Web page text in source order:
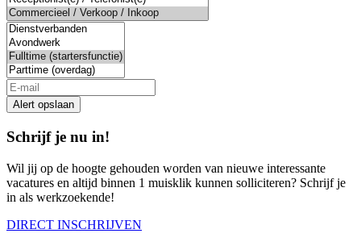
Alert opslaan
Schrijf je nu in!
Wil jij op de hoogte gehouden worden van nieuwe interessante
vacatures en altijd binnen 1 muisklik kunnen solliciteren? Schrijf je
in als werkzoekende!
DIRECT INSCHRIJVEN